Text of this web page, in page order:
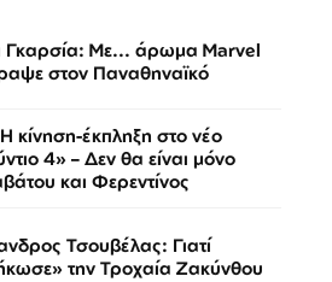
Γκαρσία: Με... άρωμα Marvel
στον Παναθηναϊκό
κίνηση-έκπληξη στο νέο
4» – Δεν θα είναι μόνο
και Φερεντίνος
Τσουβέλας: Γιατί
την Τροχαία Ζακύνθου